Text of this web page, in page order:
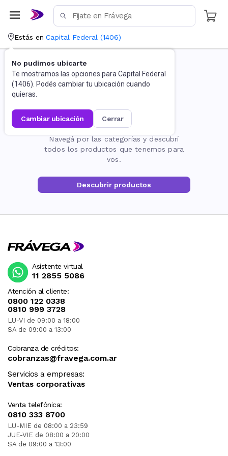
Estás en Capital Federal (1406)
No pudimos ubicarte
Te mostramos las opciones para Capital Federal
(1406). Podés cambiar tu ubicación cuando
quieras.
cambiar ubicación cerrar
La página no existe
Navegá por las categorías y descubrí
todos los productos que tenemos para
vos.
Descubrir productos
Atención al cliente:
0800 122 0338
0810 999 3728
LU-VI de 09:00 a 18:00
SA de 09:00 a 13:00
Cobranza de créditos:
cobranzas@fravega.com.ar
Servicios a empresas:
Ventas corporativas
Venta telefónica:
0810 333 8700
LU-MIE de 08:00 a 23:59
JUE-VIE de 08:00 a 20:00
SA de 09:00 a 13:00
Asistente virtual
11 2855 5086